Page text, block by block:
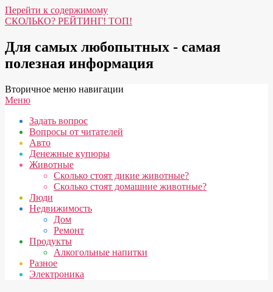
Перейти к содержимому
СКОЛЬКО? РЕЙТИНГ! ТОП!
Для самых любопытных - самая
полезная информация
Вторичное меню навигации
Меню
Задать вопрос
Вопросы от читателей
Авто
Денежные купюры
Животные
Сколько стоят дикие животные?
Сколько стоят домашние животные?
Люди
Недвижимость
Дом
Ремонт
Продукты
Алкогольные напитки
Разное
Электроника